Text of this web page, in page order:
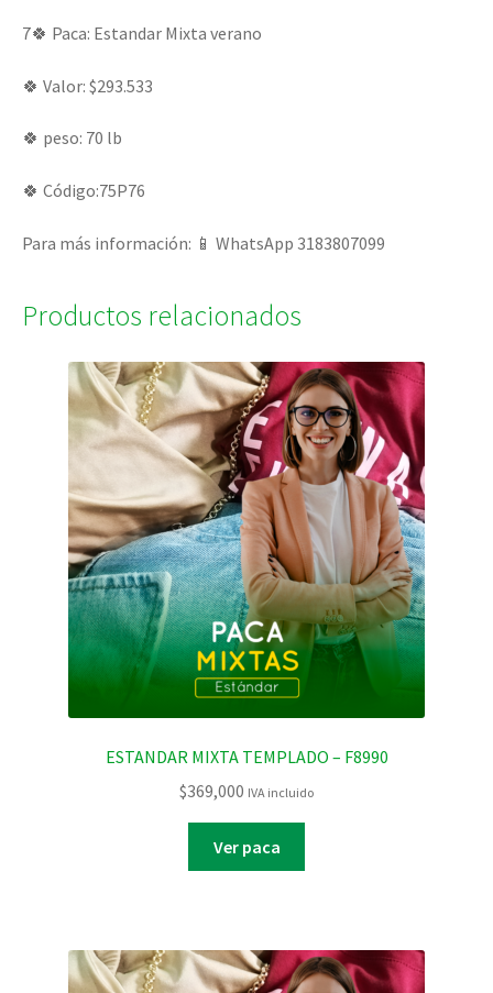
7🍀 Paca: Estandar Mixta verano
🍀 Valor: $293.533
🍀 peso: 70 lb
🍀 Código:75P76
Para más información: 📱 WhatsApp 3183807099
Productos relacionados
ESTANDAR MIXTA TEMPLADO – F8990
$369,000 IVA incluido
Ver paca